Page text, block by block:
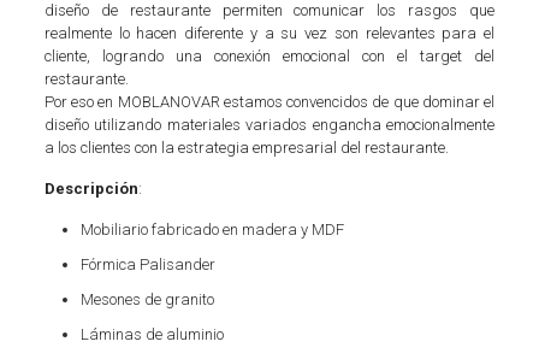
diseño de restaurante permiten comunicar los rasgos que
realmente lo hacen diferente y a su vez son relevantes para el
cliente, logrando una conexión emocional con el target del
restaurante.
Por eso en MOBLANOVAR estamos convencidos de que dominar el
diseño utilizando materiales variados engancha emocionalmente
a los clientes con la estrategia empresarial del restaurante.
Descripción:
Mobiliario fabricado en madera y MDF
Fórmica Palisander
Mesones de granito
Láminas de aluminio